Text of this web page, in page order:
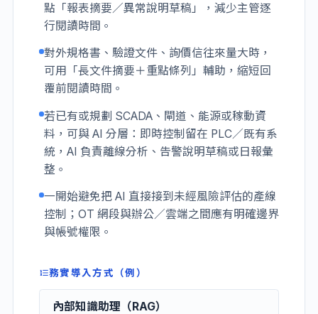
點「報表摘要／異常說明草稿」，減少主管逐
行閱讀時間。
對外規格書、驗證文件、詢價信往來量大時，
可用「長文件摘要＋重點條列」輔助，縮短回
覆前閱讀時間。
若已有或規劃 SCADA、閘道、能源或稼動資
料，可與 AI 分層：即時控制留在 PLC／既有系
統，AI 負責離線分析、告警說明草稿或日報彙
整。
一開始避免把 AI 直接接到未經風險評估的產線
控制；OT 網段與辦公／雲端之間應有明確邊界
與帳號權限。
務實導入方式（例）
內部知識助理（RAG）